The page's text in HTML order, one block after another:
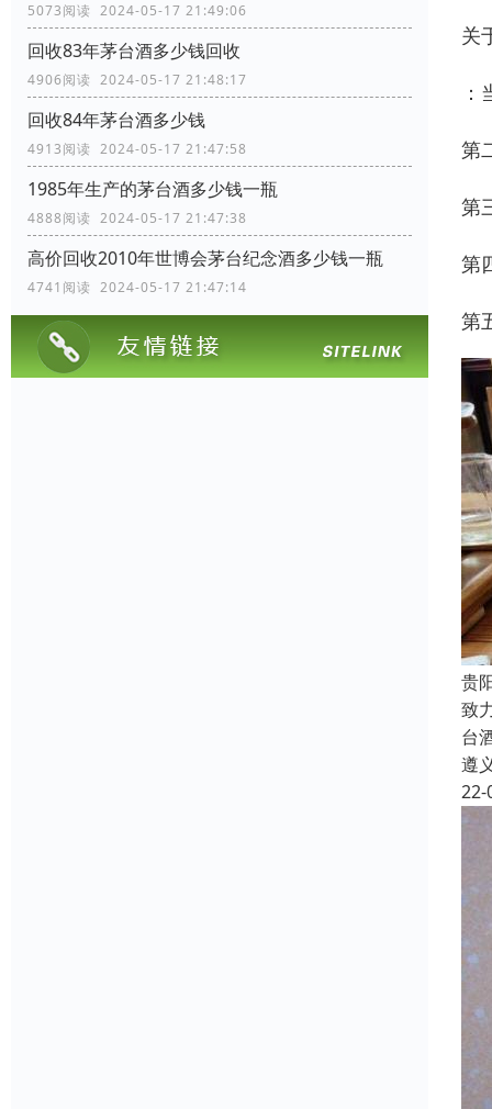
5073阅读 2024-05-17 21:49:06
回收83年茅台酒多少钱回收
4906阅读 2024-05-17 21:48:17
回收84年茅台酒多少钱
4913阅读 2024-05-17 21:47:58
1985年生产的茅台酒多少钱一瓶
4888阅读 2024-05-17 21:47:38
高价回收2010年世博会茅台纪念酒多少钱一瓶
4741阅读 2024-05-17 21:47:14
关
第
第
第
第
贵
致
台
遵
22-